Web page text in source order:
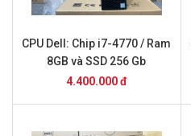
CPU Dell: Chip i7-4770 / Ram
8GB và SSD 256 Gb
4.400.000 đ